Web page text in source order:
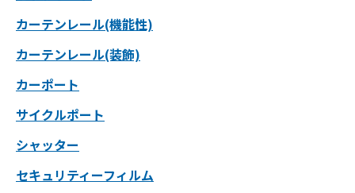
カーテンレール(機能性)
カーテンレール(装飾)
カーポート
サイクルポート
シャッター
セキュリティーフィルム